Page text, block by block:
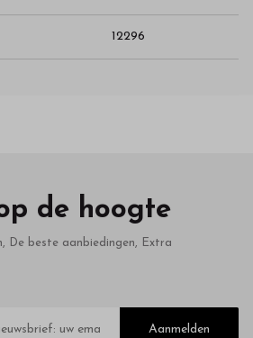
12296
de hoogte
De beste aanbiedingen, Extra
Aanmelden